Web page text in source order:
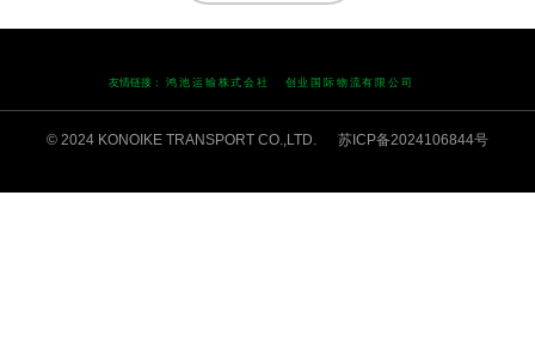
友情链接： 鸿池运输株式会社 创业国际物流有限公司
© 2024 KONOIKE TRANSPORT CO.,LTD. 苏ICP备2024106844号